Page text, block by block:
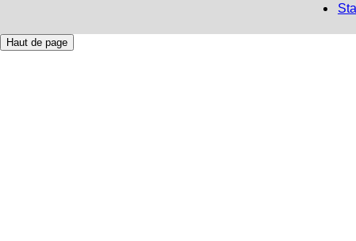
Haut de page